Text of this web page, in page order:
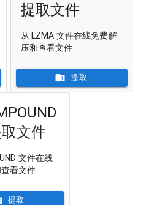
提取文件
从 LZMA 文件在线免费解
压和查看文件
提取
文件
文件在线
看文件
提取